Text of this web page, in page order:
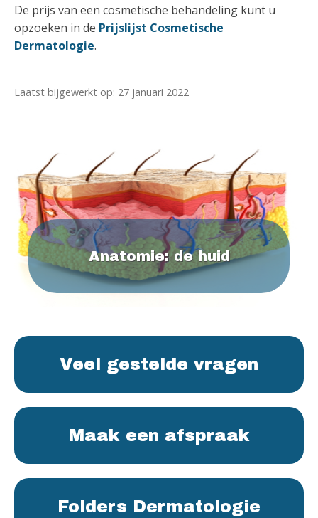
De prijs van een cosmetische behandeling kunt u
opzoeken in de Prijslijst Cosmetische
Dermatologie.
Laatst bijgewerkt op: 27 januari 2022
Anatomie: de huid
Veel gestelde vragen
Maak een afspraak
Folders Dermatologie